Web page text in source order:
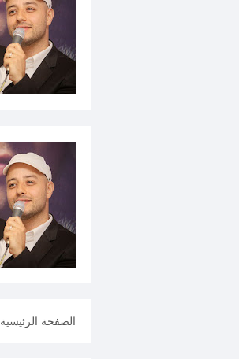
الصفحة الرئيسية